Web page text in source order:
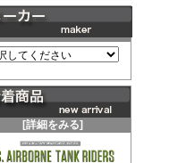
[詳細をみる]